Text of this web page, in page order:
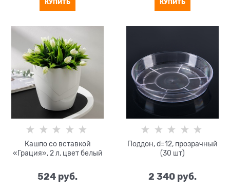
КУПИТЬ КУПИТЬ
Кашпо со вставкой
«Грация», 2 л, цвет белый
524 руб.
Поддон, d=12, прозрачный
(30 шт)
2 340 руб.